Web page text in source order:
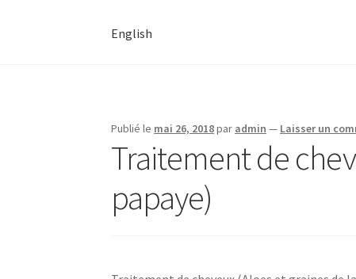
English
Publié le mai 26, 2018par admin — Laisser un
Traitement de
papaye)